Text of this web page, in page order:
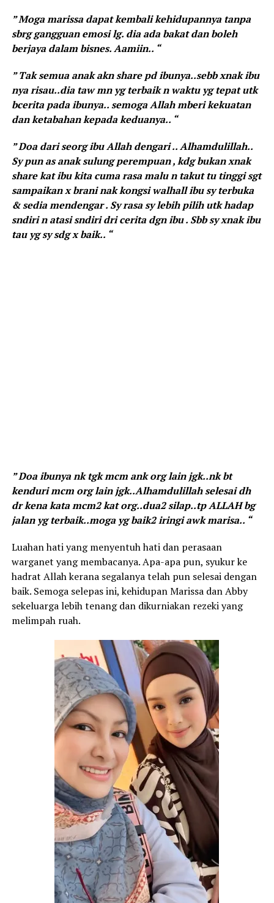
” Moga marissa dapat kembali kehidupannya tanpa
sbrg gangguan emosi lg. dia ada bakat dan boleh
berjaya dalam bisnes. Aamiin.. “
” Tak semua anak akn share pd ibunya..sebb xnak ibu
nya risau..dia taw mn yg terbaik n waktu yg tepat utk
bcerita pada ibunya.. semoga Allah mberi kekuatan
dan ketabahan kepada keduanya.. “
” Doa dari seorg ibu Allah dengari .. Alhamdulillah..
Sy pun as anak sulung perempuan , kdg bukan xnak
share kat ibu kita cuma rasa malu n takut tu tinggi sgt
sampaikan x brani nak kongsi walhall ibu sy terbuka
& sedia mendengar . Sy rasa sy lebih pilih utk hadap
sndiri n atasi sndiri dri cerita dgn ibu . Sbb sy xnak ibu
tau yg sy sdg x baik.. “
” Doa ibunya nk tgk mcm ank org lain jgk..nk bt
kenduri mcm org lain jgk..Alhamdulillah selesai dh
dr kena kata mcm2 kat org..dua2 silap..tp ALLAH bg
jalan yg terbaik..moga yg baik2 iringi awk marisa.. “
Luahan hati yang menyentuh hati dan perasaan
warganet yang membacanya. Apa-apa pun, syukur ke
hadrat Allah kerana segalanya telah pun selesai dengan
baik. Semoga selepas ini, kehidupan Marissa dan Abby
sekeluarga lebih tenang dan dikurniakan rezeki yang
melimpah ruah.